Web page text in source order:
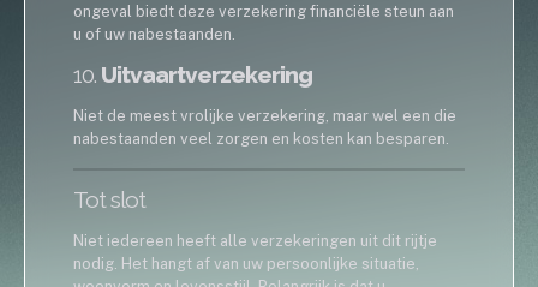
ongeval biedt deze verzekering financiële steun aan
u of uw nabestaanden.
10. Uitvaartverzekering
Niet de meest vrolijke verzekering, maar wel een die
nabestaanden veel zorgen en kosten kan besparen.
Tot slot
Niet iedereen heeft alle verzekeringen uit dit rijtje
nodig. Het hangt af van uw persoonlijke situatie,